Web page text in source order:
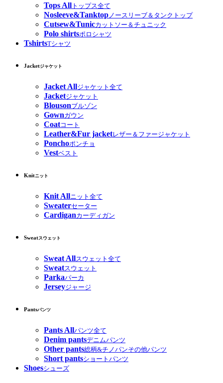
Tops All トップス全て
Nosleeve&Tanktop ノースリーブ＆タンクトップ
Cutsew&Tunicカットソー＆チュニック
Polo shirtsポロシャツ
TshirtsTシャツ
Jacketジャケット
Jacket Allジャケット全て
Jacketジャケット
Blousonブルゾン
Gownガウン
Coatコート
Leather&Fur jacketレザー＆ファージャケット
Ponchoポンチョ
Vestベスト
Knitニット
Knit Allニット全て
Sweaterセーター
Cardiganカーディガン
Sweatスウェット
Sweat Allスウェット全て
Sweatスウェット
Parkaパーカ
Jerseyジャージ
Pantsパンツ
Pants Allパンツ全て
Denim pantsデニムパンツ
Other pants総柄&チノパンその他パンツ
Short pantsショートパンツ
Shoesシューズ